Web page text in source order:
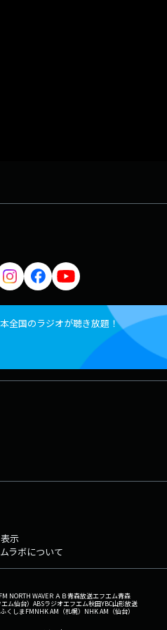
全国のラジオが聴き放題！
示
ラボについて
FM NORTH WAVEＲＡＢ青森放送エフエム青森
ム仙台） ABSラジオエフエム秋田YBC山形放送
ふくしまFMNHK AM（札幌） NHK AM（仙台）